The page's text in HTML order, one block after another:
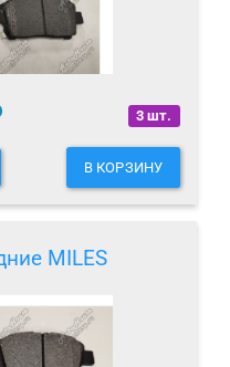
3 шт.
В КОРЗИНУ
MILES